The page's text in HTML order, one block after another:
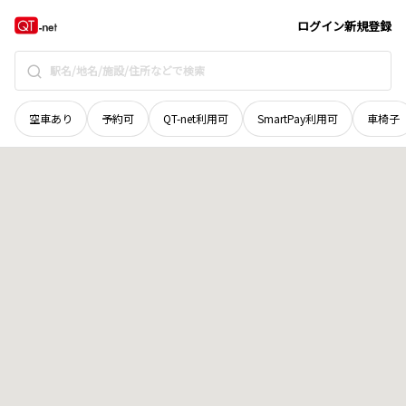
ログイン新規登録
空車あり 予約可 QT-net利用可 SmartPay利用可 車椅子
秋田県